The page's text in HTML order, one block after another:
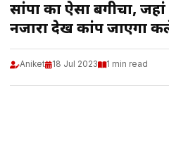
सांपों का ऐसा बगीचा,
नजारा देख कांप जाएगा
Aniket 18 Jul 2023 1 min read